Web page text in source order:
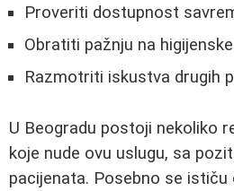
Proveriti dostupnost
Obratiti pažnju na
Razmotriti iskustva drugih
U Beogradu postoji nekoliko
koje nude ovu uslugu, sa
pacijenata. Posebno se